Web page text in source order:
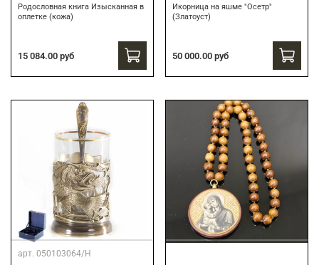
Родословная книга Изысканная в
оплетке (кожа)
15 084.00 руб
Икорница на яшме "Осетр"
(Златоуст)
50 000.00 руб
арт. 050103064/Н